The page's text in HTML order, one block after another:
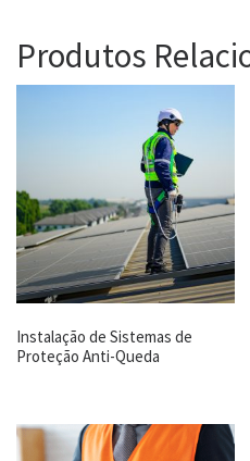
Produtos
Instalação de Sistemas de
Proteção Anti-Queda